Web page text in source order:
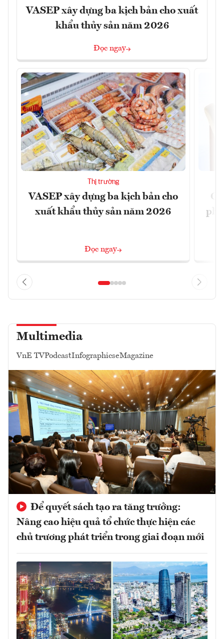
VASEP xây dựng ba kịch bản cho xuất
khẩu thủy sản năm 2026
Đọc ngay
Thị trường
VASEP xây dựng ba kịch bản cho
xuất khẩu thủy sản năm 2026
Đọc ngay
Multimedia
VnE TVPodcastInfographicseMagazine
Để quyết sách tạo ra tăng trưởng:
Nâng cao hiệu quả tổ chức thực hiện các
chủ trương phát triển trong giai đoạn mới